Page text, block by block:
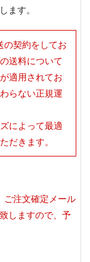
ます。
の契約をしてお
送料について
適用されてお
らない正規運
によって最適
だきます。
ご注文確定メール
しますので、予